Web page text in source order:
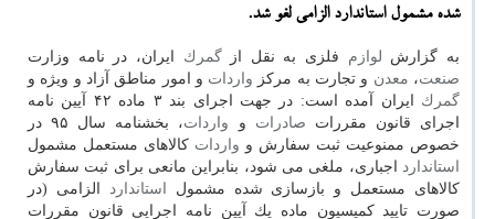
شده مشمول استاندارد الزامی لغو شد.
به گزارش لوازم فلزی به نقل ازگمرك ایران، در نامه وزارت
صنعت، معدن و تجارت به مركز واردات و امور مناطق آزاد و ویژه و
گمرك
ایران آمده است: در جهت اجرای بند ۳ ماده ۴۲ آیین نامه
اجرای قانون مقررات صادرات و واردات
، بخشنامه سال ۹۵ در
خصوص ممنوعیت ثبت سفارش و واردات كالاهای مستعمل مشمول
استاندارد اجباری، ملغی می شود، بنابراین مانعی برای ثبت سفارش
كالاهای مستعمل و بازسازی شده مشمول
استاندارد الزامی (در
صورت تایید كمیسیون ماده یك آیین نامه اجرایی قانون مقررات